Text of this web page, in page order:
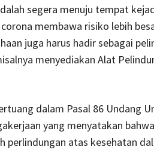
segera menuju tempat
membawa risiko lebih
juga harus hadir sebagai
menyediakan Alat
dalam Pasal 86 Undang
yang menyatakan
perlindungan atas kesehatan